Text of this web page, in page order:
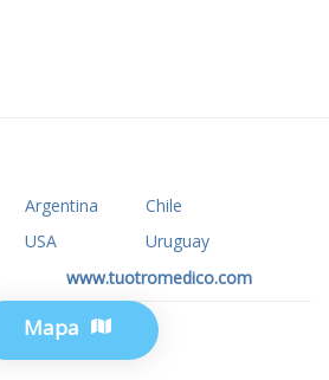
Mapa
Argentina
Chile
USA
Uruguay
www.tuotromedico.com
Privacidad